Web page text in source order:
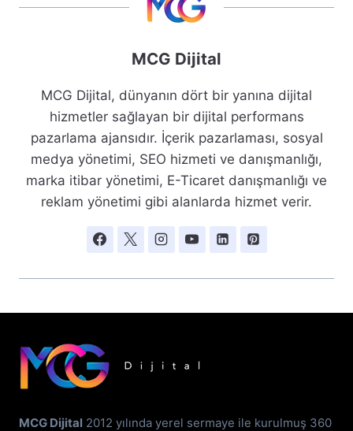
MCG Dijital
MCG Dijital, dünyanın dört bir yanına dijital
hizmetler sağlayan bir dijital performans
pazarlama ajansıdır. İçerik pazarlaması, sosyal
medya yönetimi, SEO hizmeti ve danışmanlığı,
marka itibar yönetimi, E-Ticaret danışmanlığı ve
reklam yönetimi gibi alanlarda hizmet verir.
MCG Dijital 2012 yılında yerel sermaye ile kurulmuş 360